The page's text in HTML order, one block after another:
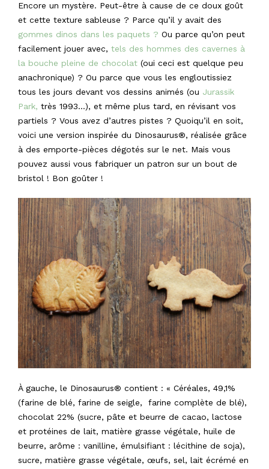
Encore un mystère. Peut-être à cause de ce doux goût
et cette texture sableuse ? Parce qu’il y avait des
gommes dinos dans les paquets ? Ou parce qu’on peut
facilement jouer avec, tels des hommes des cavernes à
la bouche pleine de chocolat (oui ceci est quelque peu
anachronique) ? Ou parce que vous les engloutissiez
tous les jours devant vos dessins animés (ou Jurassik
Park, très 1993…), et même plus tard, en révisant vos
partiels ? Vous avez d’autres pistes ? Quoiqu’il en soit,
voici une version inspirée du Dinosaurus®, réalisée grâce
à des emporte-pièces dégotés sur le net. Mais vous
pouvez aussi vous fabriquer un patron sur un bout de
bristol ! Bon goûter !
À gauche, le Dinosaurus® contient : « Céréales, 49,1%
(farine de blé, farine de seigle, farine complète de blé),
chocolat 22% (sucre, pâte et beurre de cacao, lactose
et protéines de lait, matière grasse végétale, huile de
beurre, arôme : vanilline, émulsifiant : lécithine de soja),
sucre, matière grasse végétale, œufs, sel, lait écrémé en